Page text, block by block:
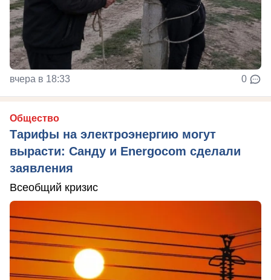
вчера в 18:33 0
Общество
Тарифы на электроэнергию могут
вырасти: Санду и Energocom сделали
заявления
Всеобщий кризис